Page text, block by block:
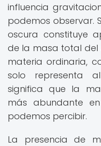
influencia
podemos observar.
oscura constituye
de la masa total del
materia ordinaria,
solo representa
significa que la
más abundante
podemos percibir.
La presencia de